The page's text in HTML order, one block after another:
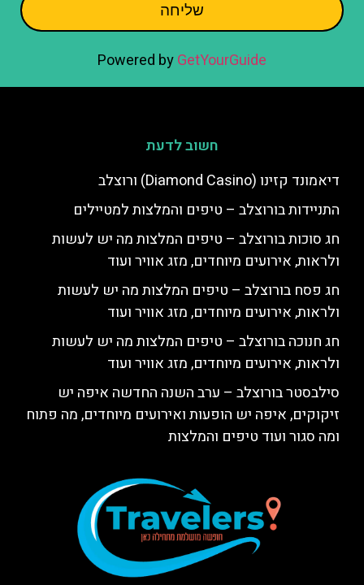
שליחה
Powered byGetYourGuide
חשוב לדעת
דיאמונד קזינו (Diamond Casino) ורוצלב
התניידות בורוצלב – טיפים והמלצות למטיילים
חג סוכות בורוצלב – טיפים המלצות מה יש לעשות
ולראות, אירועים מיוחדים, מזג אוויר ועוד
חג פסח בורוצלב – טיפים המלצות מה יש לעשות
ולראות, אירועים מיוחדים, מזג אוויר ועוד
חג חנוכה בורוצלב – טיפים המלצות מה יש לעשות
ולראות, אירועים מיוחדים, מזג אוויר ועוד
סילבסטר בורוצלב – ערב השנה החדשה איפה יש
זיקוקים, איפה יש הופעות ואירועים מיוחדים, מה פתוח
ומה סגור ועוד טיפים והמלצות